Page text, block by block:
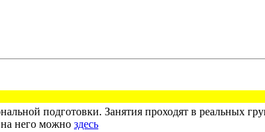
подготовки. Занятия проходят в реальных
на него можно здесь